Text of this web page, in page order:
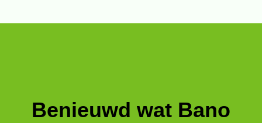
Benieuwd wat Bano